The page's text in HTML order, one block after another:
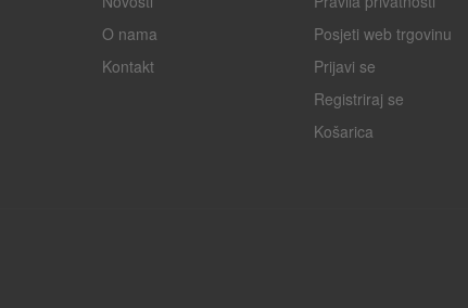
O nama
Kontakt
Posjeti web trgovinu
Prijavi se
Registriraj se
Košarica